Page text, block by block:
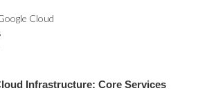
Cloud
Infrastructure: Core Services